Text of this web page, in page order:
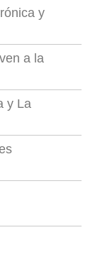
y
a la
y La